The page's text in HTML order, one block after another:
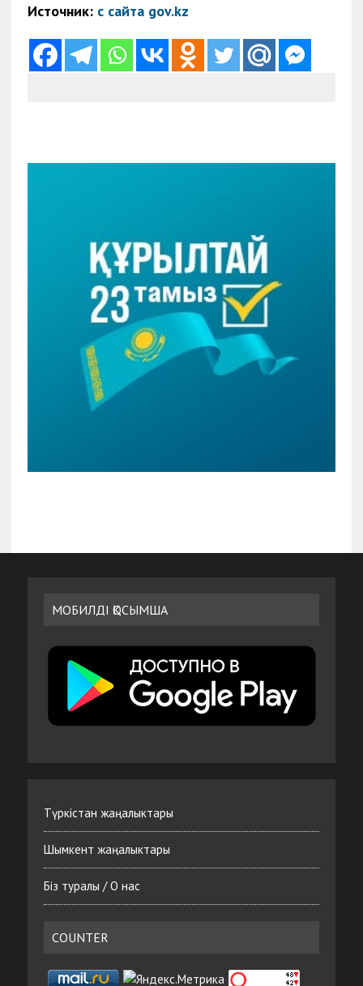
Источник: с сайта gov.kz
МОБИЛДІ ҚОСЫМША
Түркістан жаңалыктары
Шымкент жаңалыктары
Біз туралы / О нас
COUNTER